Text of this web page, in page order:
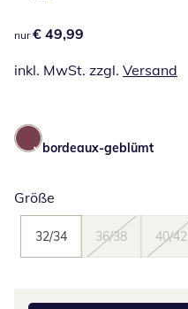
€ 49,99
nur € 49,99
inkl. MwSt. zzgl. Versand
bordeaux-geblümt
Größe
32/34 36/38 40/42